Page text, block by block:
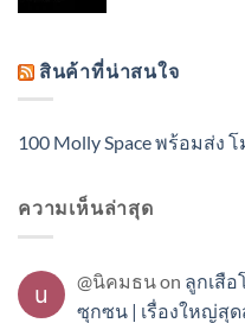
สินค้าที่น่าสนใจ
100 Molly Space พร้อมส่ง
ความเห็นล่าสุด
@นิคมธนon ลูกเสือ
ซุกซน | เรื่องใหญ่สุ